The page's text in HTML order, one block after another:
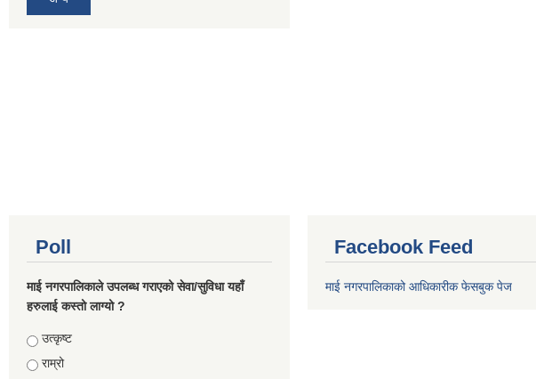
Poll
माई नगरपालिकाले उपलब्ध गराएको सेवा/सुविधा यहाँ
हरुलाई कस्तो लाग्यो ?
Choices
उत्कृष्ट
राम्रो
Facebook Feed
माई नगरपालिकाको आधिकारीक फेसबुक पेज